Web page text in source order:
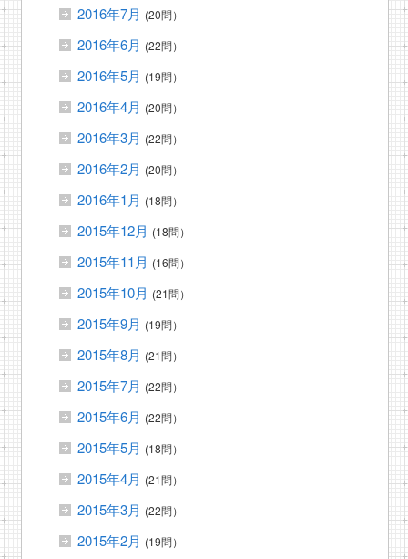
2016年7月 (20問）
2016年6月 (22問）
2016年5月 (19問）
2016年4月 (20問）
2016年3月 (22問）
2016年2月 (20問）
2016年1月 (18問）
2015年12月 (18問）
2015年11月 (16問）
2015年10月 (21問）
2015年9月 (19問）
2015年8月 (21問）
2015年7月 (22問）
2015年6月 (22問）
2015年5月 (18問）
2015年4月 (21問）
2015年3月 (22問）
2015年2月 (19問）